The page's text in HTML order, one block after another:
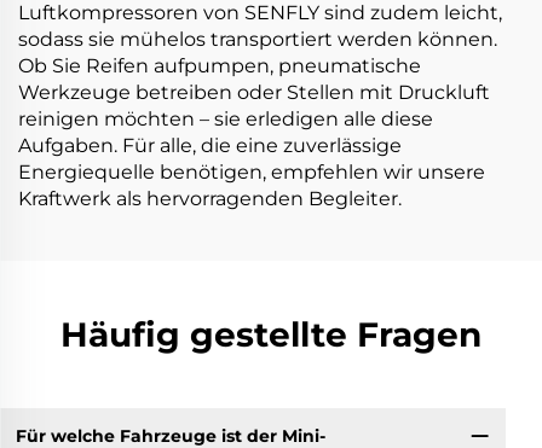
Luftkompressoren von SENFLY sind zudem leicht,
sodass sie mühelos transportiert werden können.
Ob Sie Reifen aufpumpen, pneumatische
Werkzeuge betreiben oder Stellen mit Druckluft
reinigen möchten – sie erledigen alle diese
Aufgaben. Für alle, die eine zuverlässige
Energiequelle benötigen, empfehlen wir unsere
Kraftwerk als hervorragenden Begleiter.
Häufig gestellte Fragen
Für welche Fahrzeuge ist der Mini-